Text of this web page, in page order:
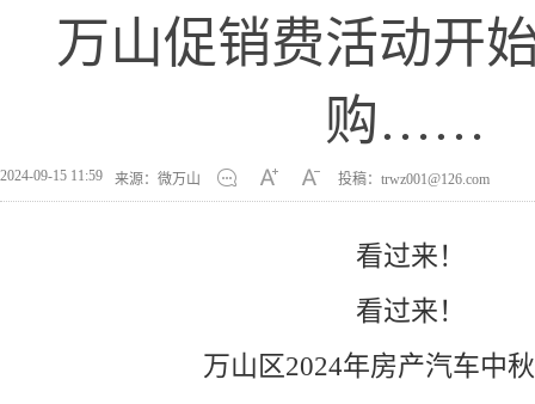
万山促销费活动开
购……
2024-09-15 11:59 来源：微万山 投稿：trwz001@126.com
看过来！
看过来！
万山区2024年房产汽车中